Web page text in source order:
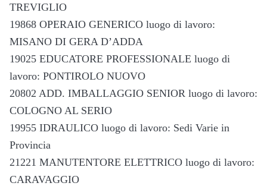
TREVIGLIO
19868 OPERAIO GENERICO luogo di lavoro:
MISANO DI GERA D’ADDA
19025 EDUCATORE PROFESSIONALE luogo di
lavoro: PONTIROLO NUOVO
20802 ADD. IMBALLAGGIO SENIOR luogo di lavoro:
COLOGNO AL SERIO
19955 IDRAULICO luogo di lavoro: Sedi Varie in
Provincia
21221 MANUTENTORE ELETTRICO luogo di lavoro:
CARAVAGGIO